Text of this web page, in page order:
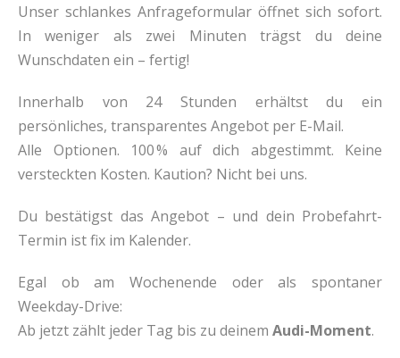
Unser schlankes Anfrageformular öffnet sich sofort.
In weniger als zwei Minuten trägst du deine
Wunschdaten ein – fertig!
Innerhalb von 24 Stunden erhältst du ein
persönliches, transparentes Angebot per E-Mail.
Alle Optionen. 100 % auf dich abgestimmt. Keine
versteckten Kosten. Kaution? Nicht bei uns.
Du bestätigst das Angebot – und dein Probefahrt-
Termin ist fix im Kalender.
Egal ob am Wochenende oder als spontaner
Weekday-Drive:
Ab jetzt zählt jeder Tag bis zu deinem Audi-Moment.